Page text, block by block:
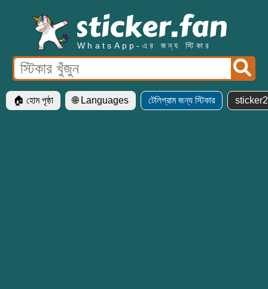
WhatsApp-এর জন্য স্টিকার
🏠 হোম পৃষ্ঠা 🌐 Languages টেলিগ্রাম জন্য স্টিকার